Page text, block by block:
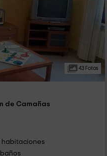
43 Fotos
de Camañas
habitaciones
baños